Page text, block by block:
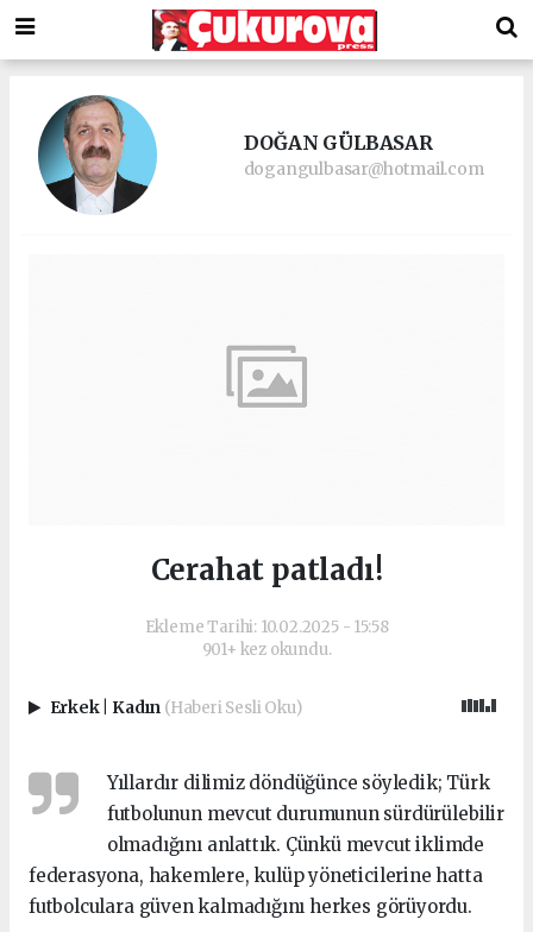
DOĞAN GÜLBASAR
dogangulbasar@hotmail.com
Cerahat patladı!
Ekleme Tarihi: 10.02.2025 - 15:58
901+ kez okundu.
Erkek Kadın (Haberi Sesli Oku)
Yıllardır dilimiz döndüğünce söyledik; Türk
futbolunun mevcut durumunun sürdürülebilir
olmadığını anlattık. Çünkü mevcut iklimde
federasyona, hakemlere, kulüp yöneticilerine hatta
futbolculara güven kalmadığını herkes görüyordu.